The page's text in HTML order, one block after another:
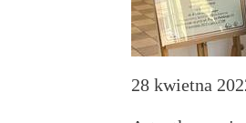
i
emisji
28 kwietna